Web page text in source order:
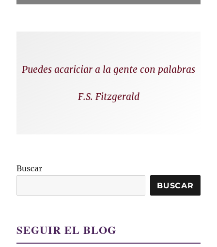
Puedes acariciar a la gente con palabras
F.S. Fitzgerald
Buscar
BUSCAR
SEGUIR EL BLOG